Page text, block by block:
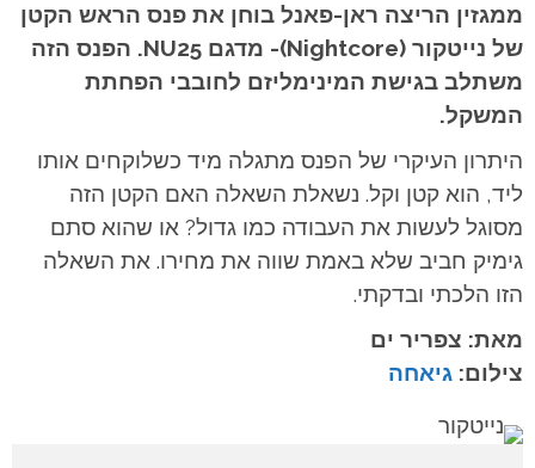
ממגזין הריצה ראן-פאנל בוחן את פנס הראש הקטן
של נייטקור (Nightcore)- מדגם NU25. הפנס הזה
משתלב בגישת המינימליזם לחובבי הפחתת
המשקל.
היתרון העיקרי של הפנס מתגלה מיד כשלוקחים אותו
ליד, הוא קטן וקל. נשאלת השאלה האם הקטן הזה
מסוגל לעשות את העבודה כמו גדול? או שהוא סתם
גימיק חביב שלא באמת שווה את מחירו. את השאלה
הזו הלכתי ובדקתי.
מאת: צפריר ים
צילום: גיאחה